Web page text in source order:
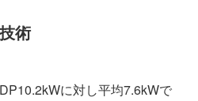
術
に対し平均7.6kWで